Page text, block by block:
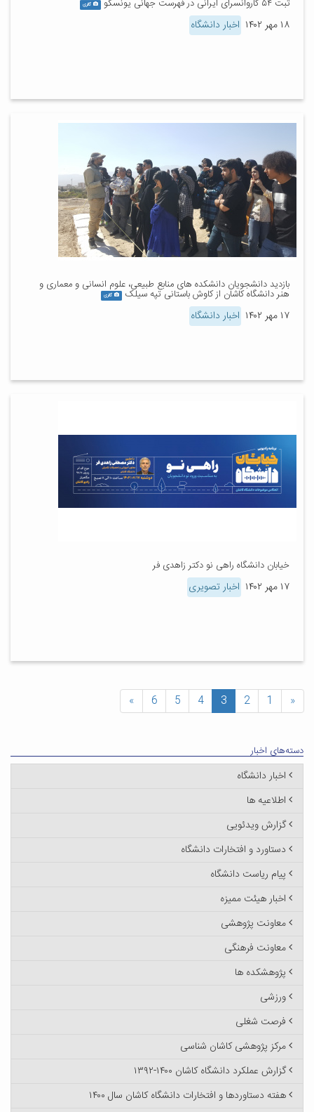
ثبت ۵۴ کاروانسرای ایرانی در فهرست جهانی یونسکو گالری
۱۸ مهر ۱۴۰۲ اخبار دانشگاه
بازدید دانشجویان دانشکده های منابع طبیعی، علوم انسانی و معماری و
هنر دانشگاه کاشان از کاوش باستانی تپه سیلک گالری
۱۷ مهر ۱۴۰۲ اخبار دانشگاه
خیابان دانشگاه راهی نو دکتر زاهدی فر
۱۷ مهر ۱۴۰۲ اخبار تصویری
«
1
2
3
4
5
6
»
دسته‌های اخبار
اخبار دانشگاه
اطلاعیه ها
گزارش ویدئویی
دستاورد و افتخارات دانشگاه
پیام ریاست دانشگاه
اخبار هیئت ممیزه
معاونت پژوهشی
معاونت فرهنگی
پژوهشکده ها
ورزشی
فرصت شغلی
مرکز پژوهشی کاشان شناسی
گزارش عملکرد دانشگاه کاشان ۱۴۰۰-۱۳۹۲
هفته دستاوردها و افتخارات دانشگاه کاشان سال ۱۴۰۰